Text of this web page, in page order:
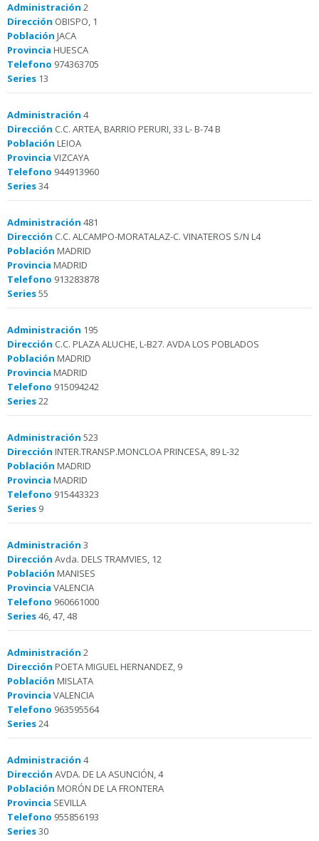
Administración 2
Dirección OBISPO, 1
Población JACA
Provincia HUESCA
Telefono 974363705
Series 13
Administración 4
Dirección C.C. ARTEA, BARRIO PERURI, 33 L- B-74 B
Población LEIOA
Provincia VIZCAYA
Telefono 944913960
Series34
Administración 481
Dirección C.C. ALCAMPO-MORATALAZ-C. VINATEROS S/N L4
Población MADRID
Provincia MADRID
Telefono 913283878
Series55
Administración 195
Dirección C.C. PLAZA ALUCHE, L-B27. AVDA LOS POBLADOS
Población MADRID
Provincia MADRID
Telefono 915094242
Series22
Administración 523
Dirección INTER.TRANSP.MONCLOA PRINCESA, 89 L-32
Población MADRID
Provincia MADRID
Telefono 915443323
Series 9
Administración 3
Dirección Avda. DELS TRAMVIES, 12
Población MANISES
Provincia VALENCIA
Telefono 960661000
Series46, 47, 48
Administración 2
Dirección POETA MIGUEL HERNANDEZ, 9
Población MISLATA
Provincia VALENCIA
Telefono 963595564
Series24
Administración 4
Dirección AVDA. DE LA ASUNCIÓN, 4
Población MORÓN DE LA FRONTERA
Provincia SEVILLA
Telefono 955856193
Series30